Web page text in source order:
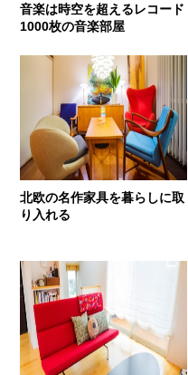
音楽は時空を超えるレコード
1000枚の音楽部屋
北欧の名作家具を暮らしに取
り入れる